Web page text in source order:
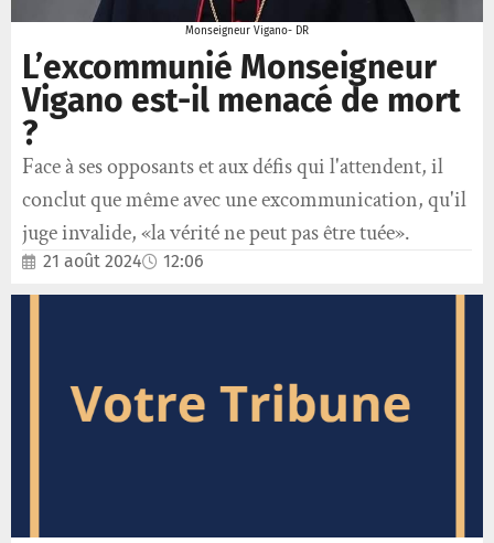
Monseigneur Vigano- DR
L’excommunié Monseigneur
Vigano est-il menacé de mort
?
Face à ses opposants et aux défis qui l'attendent, il
conclut que même avec une excommunication, qu'il
juge invalide, «la vérité ne peut pas être tuée».
21 août 2024 12:06